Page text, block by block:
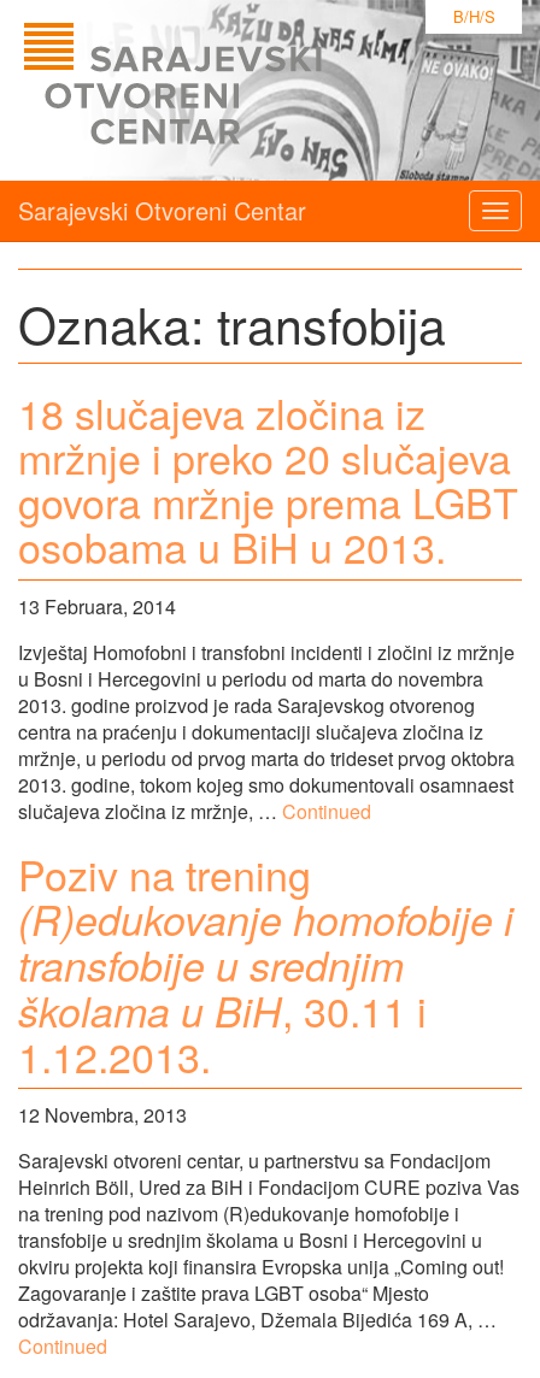
B/H/S
Sarajevski Otvoreni Centar
Oznaka: transfobija
18 slučajeva zločina iz
mržnje i preko 20 slučajeva
govora mržnje prema LGBT
osobama u BiH u 2013.
13 Februara, 2014
Izvještaj Homofobni i transfobni incidenti i zločini iz mržnje
u Bosni i Hercegovini u periodu od marta do novembra
2013. godine proizvod je rada Sarajevskog otvorenog
centra na praćenju i dokumentaciji slučajeva zločina iz
mržnje, u periodu od prvog marta do trideset prvog oktobra
2013. godine, tokom kojeg smo dokumentovali osamnaest
slučajeva zločina iz mržnje, … Continued
Poziv na trening
(R)edukovanje homofobije i
transfobije u srednjim
školama u BiH, 30.11 i
1.12.2013.
12 Novembra, 2013
Sarajevski otvoreni centar, u partnerstvu sa Fondacijom
Heinrich Böll, Ured za BiH i Fondacijom CURE poziva Vas
na trening pod nazivom (R)edukovanje homofobije i
transfobije u srednjim školama u Bosni i Hercegovini u
okviru projekta koji finansira Evropska unija „Coming out!
Zagovaranje i zaštite prava LGBT osoba“ Mjesto
održavanja: Hotel Sarajevo, Džemala Bijedića 169 A, …
Continued